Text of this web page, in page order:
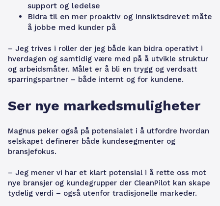
support og ledelse
Bidra til en mer proaktiv og innsiktsdrevet måte
å jobbe med kunder på
– Jeg trives i roller der jeg både kan bidra operativt i
hverdagen og samtidig være med på å utvikle struktur
og arbeidsmåter. Målet er å bli en trygg og verdsatt
sparringspartner – både internt og for kundene.
Ser nye markedsmuligheter
Magnus peker også på potensialet i å utfordre hvordan
selskapet definerer både kundesegmenter og
bransjefokus.
– Jeg mener vi har et klart potensial i å rette oss mot
nye bransjer og kundegrupper der CleanPilot kan skape
tydelig verdi – også utenfor tradisjonelle markeder.